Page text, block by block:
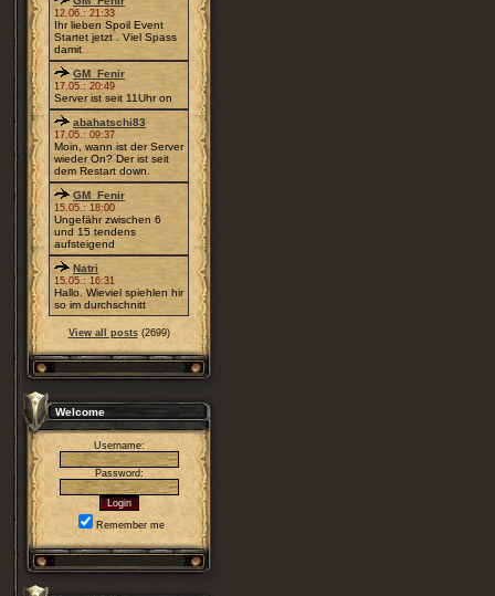
12.06.: 21:33
Ihr lieben Spoil Event
Startet jetzt . Viel Spass
damit
GM_Fenir
17.05.: 20:49
Server ist seit 11Uhr on
abahatschi83
17.05.: 09:37
Moin, wann ist der Server
wieder On? Der ist seit
dem Restart down.
GM_Fenir
15.05.: 18:00
Ungefähr zwischen 6
und 15 tendens
aufsteigend
Natri
15.05.: 16:31
Hallo. Wieviel spiehlen hir
so im durchschnitt
View all posts(2699)
Welcome
Username:
Password:
Remember me